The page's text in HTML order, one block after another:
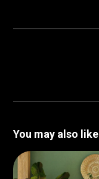
You may also like